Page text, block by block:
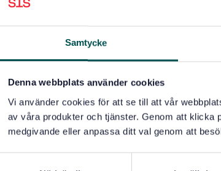
Samtycke
Denna webbplats använder cookies
Vi använder cookies för att se till att vår
av våra produkter och tjänster. Genom att klicka
medgivande eller anpassa ditt val genom att
för bilar och släpvagnar